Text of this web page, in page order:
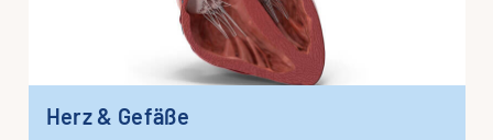
Herz & Gefäße